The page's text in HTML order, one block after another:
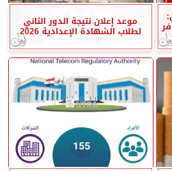
موعد إعلان نتيجة الدور الثاني
لطلاب الشهادة الإعدادية 2026